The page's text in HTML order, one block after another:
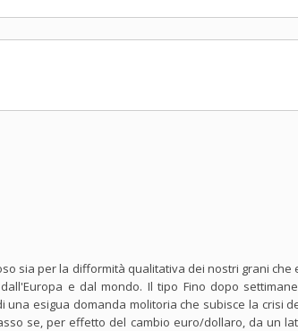
sia per la difformità qualitativa dei nostri grani
e dal mondo. Il tipo Fino dopo
esigua domanda molitoria che subisce la crisi
se, per effetto del cambio euro/dollaro, da un